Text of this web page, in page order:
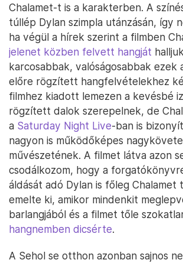
Chalamet-t is a karakterben. A
túllép Dylan szimpla utánzásán, így
ha végül a hírek szerint a filmben
jelenet közben felvett hangját
karcosabbak, valóságosabbak ezek
előre rögzített hangfelvételekhez
filmhez kiadott lemezen a kevésbé
rögzített dalok szerepelnek, de
a Saturday Night Live-ban is
nagyon is működőképes
művészetének. A filmet látva azon
csodálkozom, hogy a
áldását adó Dylan is főleg Chalamet
emelte ki, amikor mindenkit
barlangjából és a filmet tőle
hangnemben dicsérte.
A Sehol se otthon azonban sajnos